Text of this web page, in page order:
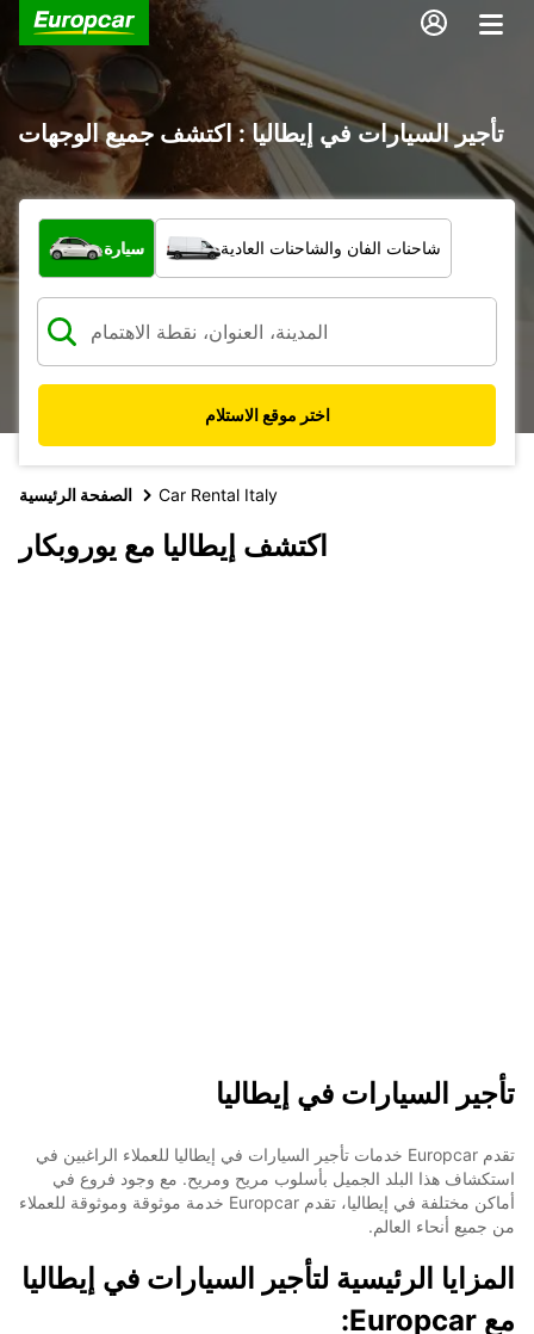
تأجير السيارات في إيطاليا : اكتشف جميع الوجهات
ما نوع المركبة؟
سيارة شاحنات الفان والشاحنات العادية
اختر موقع الاستلام
الصفحة الرئيسية Car Rental Italy
اكتشف إيطاليا مع يوروبكار
تأجير السيارات في إيطاليا
تقدم Europcar خدمات تأجير السيارات في إيطاليا للعملاء الراغبين في
استكشاف هذا البلد الجميل بأسلوب مريح ومريح. مع وجود فروع في
أماكن مختلفة في إيطاليا، تقدم Europcar خدمة موثوقة وموثوقة للعملاء
من جميع أنحاء العالم.
المزايا الرئيسية لتأجير السيارات في إيطاليا
مع Europcar: